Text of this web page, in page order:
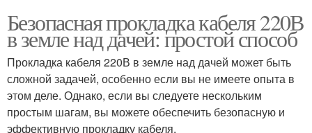
Безопасная прокладка кабеля 220В
в земле над дачей: простой способ
Прокладка кабеля 220В в земле над дачей может быть
сложной задачей, особенно если вы не имеете опыта в
этом деле. Однако, если вы следуете нескольким
простым шагам, вы можете обеспечить безопасную и
эффективную прокладку кабеля.